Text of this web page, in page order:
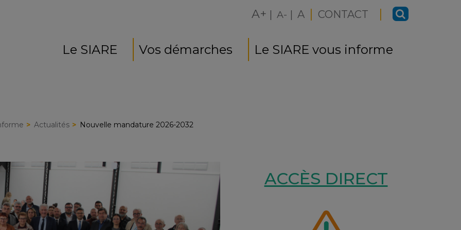
CONTACT |
A+ | A- | A |
Le SIARE Vos démarches Le SIARE vous informe
Actualités Nouvelle mandature 2026-2032
ACCÈS DIRECT